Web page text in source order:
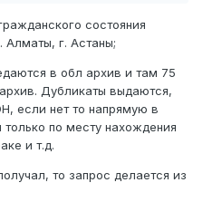
состояния
Алматы, г. Астаны;
в обл архив и там 75
Дубликаты выдаются,
если нет то напрямую в
по месту нахождения
и т.д.
то запрос делается из